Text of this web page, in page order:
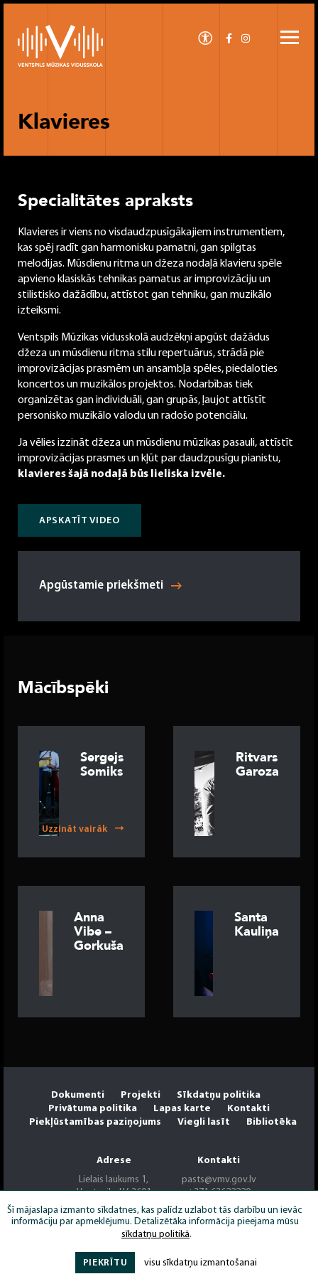
Šī mājaslapa izmanto sīkdatnes, kas palīdz uzlabot tās darbību un ievāc
informāciju par apmeklējumu. Detalizētāka informācija pieejama mūsu
sīkdatņu politikā.
PIEKRĪTU visu sīkdatņu izmantošanai
Klavieres
Specialitātes apraksts
Klavieres ir viens no visdaudzpusīgākajiem instrumentiem,
kas spēj radīt gan harmonisku pamatni, gan spilgtas
melodijas. Mūsdienu ritma un džeza nodaļā klavieru spēle
apvieno klasiskās tehnikas pamatus ar improvizāciju un
stilistisko dažādību, attīstot gan tehniku, gan muzikālo
izteiksmi.
Ventspils Mūzikas vidusskolā audzēkņi apgūst dažādus
džeza un mūsdienu ritma stilu repertuārus, strādā pie
improvizācijas prasmēm un ansambļa spēles, piedaloties
koncertos un muzikālos projektos. Nodarbības tiek
organizētas gan individuāli, gan grupās, ļaujot attīstīt
personisko muzikālo valodu un radošo potenciālu.
Ja vēlies izzināt džeza un mūsdienu mūzikas pasauli, attīstīt
improvizācijas prasmes un kļūt par daudzpusīgu pianistu,
klavieres šajā nodaļā būs lieliska izvēle.
APSKATĪT VIDEO
Apgūstamie priekšmeti
Mācībspēki
Sergejs
Somiks
Uzzināt vairāk
Ritvars
Garoza
Anna
Vibe –
Gorkuša
Santa
Kauliņa
Dokumenti Projekti
Sīkdatņu politika
Privātuma politika
Lapas karte
Kontakti
Piekļūstamības paziņojums
Viegli lasīt Bibliotēka
Adrese
Lielais laukums 1,
Ventspils, LV-3601
Kontakti
pasts@vmv.gov.lv
+371 63622220